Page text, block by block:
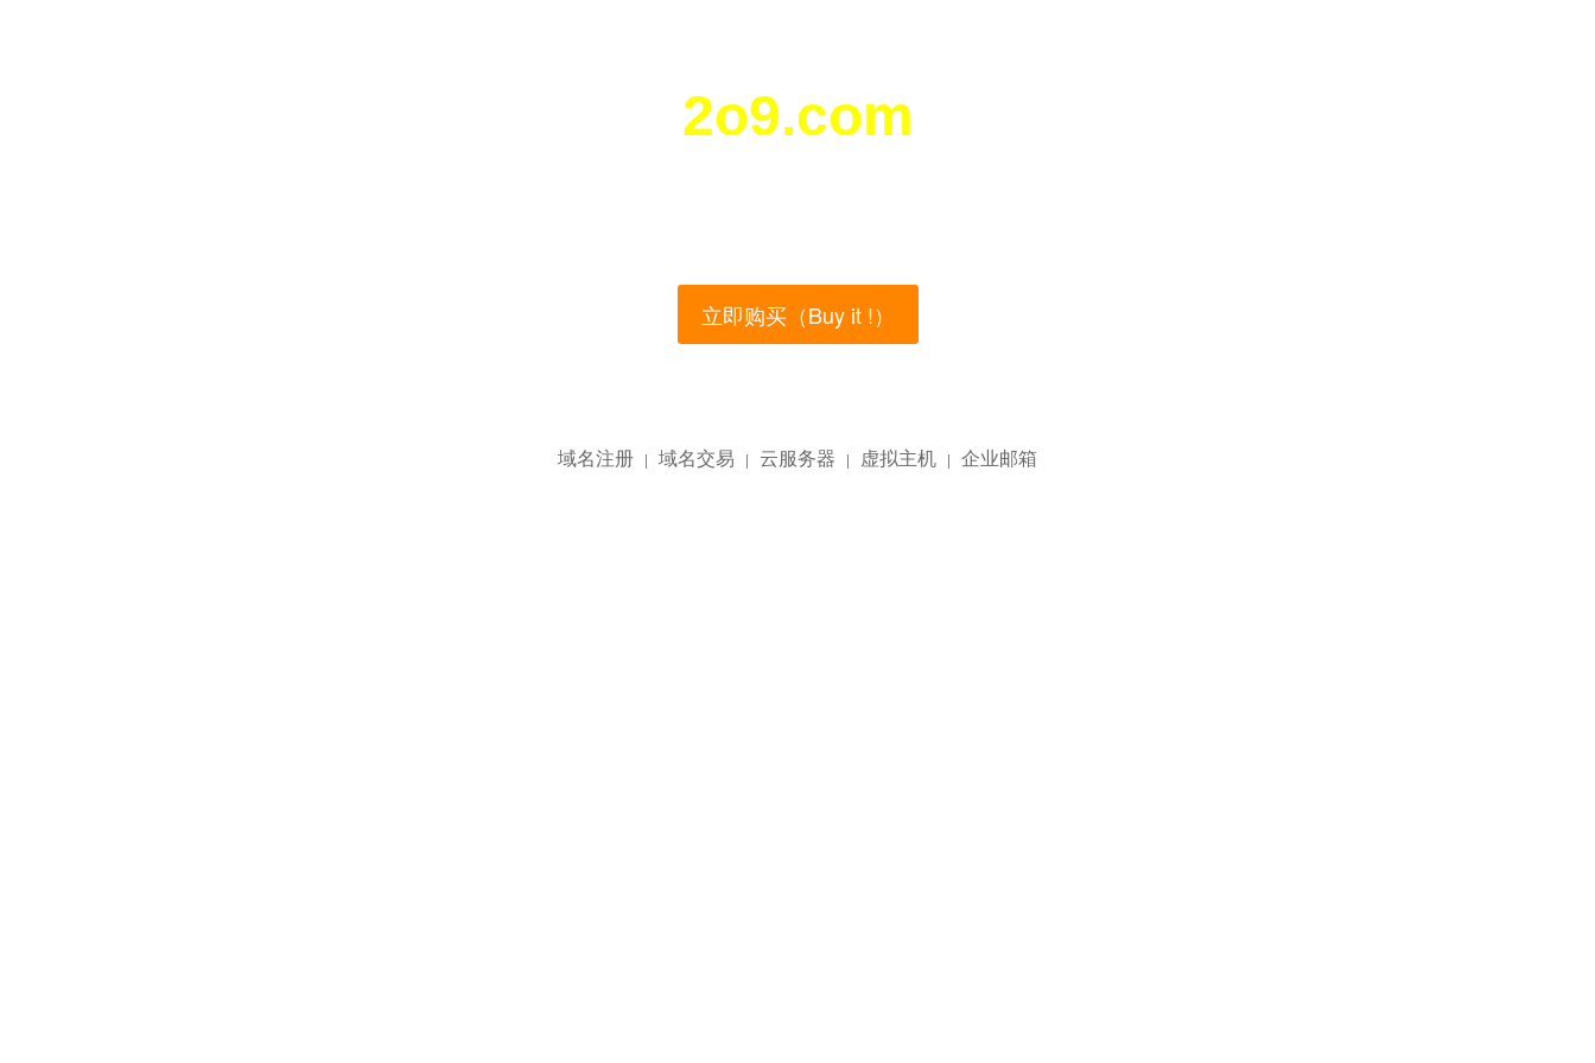
2o9.com
立即购买（Buy it !）
域名注册 | 域名交易 | 云服务器 | 虚拟主机 | 企业邮箱